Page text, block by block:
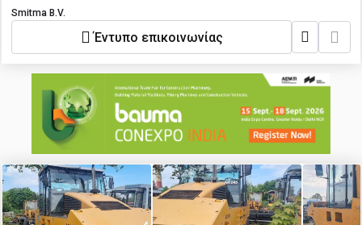
Smitma B.V.
Έντυπο επικοινωνίας